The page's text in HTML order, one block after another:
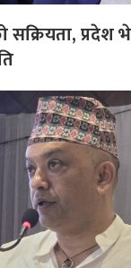
प्रदेश